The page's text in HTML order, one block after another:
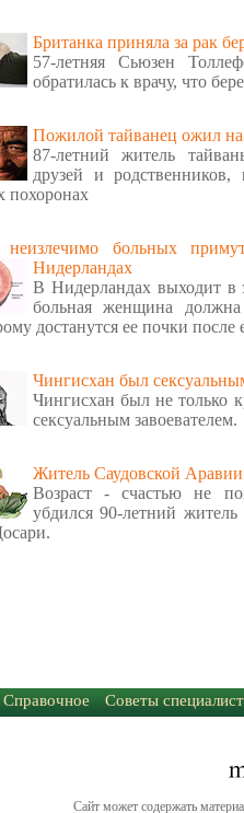
Британка приняла за рак
57-летняя Сьюзен
обратилась к врачу, что
Пожилой тайванец ожил
87-летний житель
друзей и
похоронах
неизлечимо больных
Нидерландах
В Нидерландах выходит в
больная женщина
достанутся ее почки после
Чингисхан был
Чингисхан был не только
сексуальным завоевателем.
Житель Саудовской Аравии
Возраст - счастью не
убдился 90-летний
Справочное Советы
Сайт может содержать